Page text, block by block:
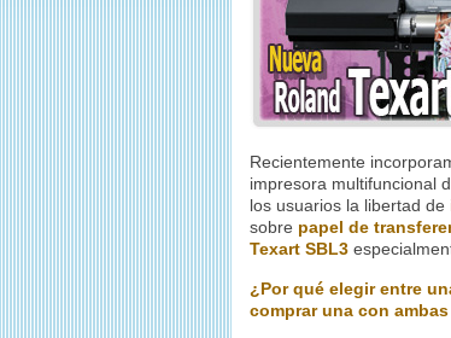
Recientemente
impresora multifuncional
los usuarios la libertad de
sobre papel de
Texart SBL3
¿Por qué elegir entre
comprar una con